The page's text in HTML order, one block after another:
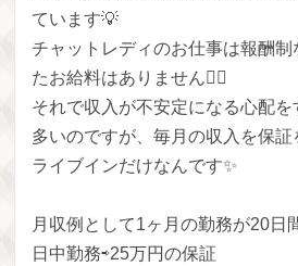
ています💡
チャットレディのお仕事は報酬制
たお給料はありません🙅‍♀️
それで収入が不安定になる心配
多いのですが、毎月の収入を保
ライブインだけなんです✨
月収例として1ヶ月の勤務が20日
日中勤務⇨25万円の保証